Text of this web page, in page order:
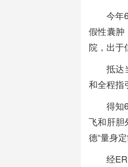
今年
假性囊肿
院，出于
抵达
和全程指
得知
飞和肝胆
德“量身
经